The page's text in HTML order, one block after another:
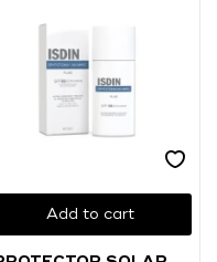
Add to cart